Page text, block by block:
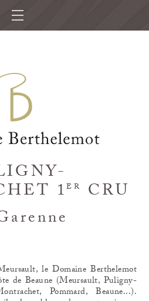
1ER
CRU
le Domaine Berthelemot
de Beaune (Meursault, Puligny-
Pommard, Beaune...).